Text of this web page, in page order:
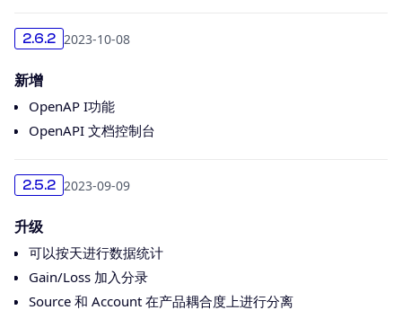
2.6.2 2023-10-08
新增
OpenAP I功能
OpenAPI 文档控制台
2.5.2 2023-09-09
升级
可以按天进行数据统计
Gain/Loss 加入分录
Source 和 Account 在产品耦合度上进行分离